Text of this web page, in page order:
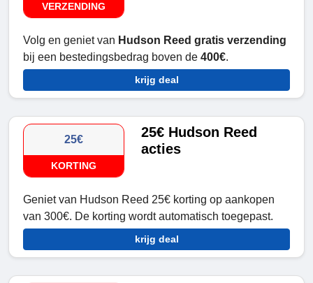
VERZENDING
Volg en geniet van Hudson Reed gratis verzending
bij een bestedingsbedrag boven de 400€.
krijg deal
25€
KORTING
25€ Hudson Reed
acties
Geniet van Hudson Reed 25€ korting op aankopen
van 300€. De korting wordt automatisch toegepast.
krijg deal